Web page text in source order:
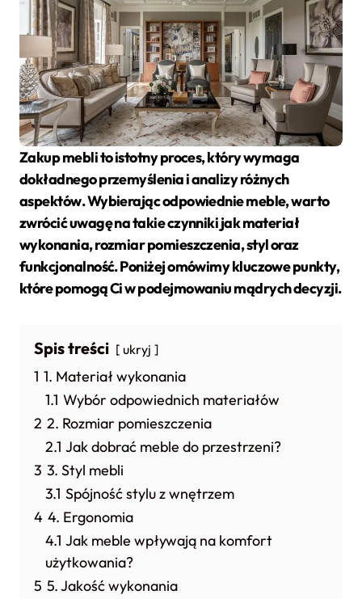
Zakup mebli to istotny proces, który wymaga
dokładnego przemyślenia i analizy różnych
aspektów. Wybierając odpowiednie meble, warto
zwrócić uwagę na takie czynniki jak materiał
wykonania, rozmiar pomieszczenia, styl oraz
funkcjonalność. Poniżej omówimy kluczowe punkty,
które pomogą Ci w podejmowaniu mądrych decyzji.
Spis treści ukryj
1 1. Materiał wykonania
1.1 Wybór odpowiednich materiałów
2 2. Rozmiar pomieszczenia
2.1 Jak dobrać meble do przestrzeni?
3 3. Styl mebli
3.1 Spójność stylu z wnętrzem
4 4. Ergonomia
4.1 Jak meble wpływają na komfort
użytkowania?
5 5. Jakość wykonania